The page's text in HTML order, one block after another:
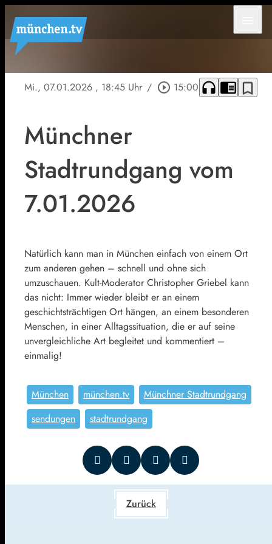
Mi., 07.01.2026 , 18:45 Uhr / play_circle_outline 15:00 headphones chrome_reader_mode bookmark_border
Münchner
Stadtrundgang vom
7.01.2026
Natürlich kann man in München einfach von einem Ort
zum anderen gehen – schnell und ohne sich
umzuschauen. Kult-Moderator Christopher Griebel kann
das nicht: Immer wieder bleibt er an einem
geschichtsträchtigen Ort hängen, an einem besonderen
Menschen, in einer Alltagssituation, die er auf seine
unvergleichliche Art begleitet und kommentiert –
einmalig!
München münchen.tv
Münchner Stadtrundgang
sendungen
stadtrundgang
Zurück